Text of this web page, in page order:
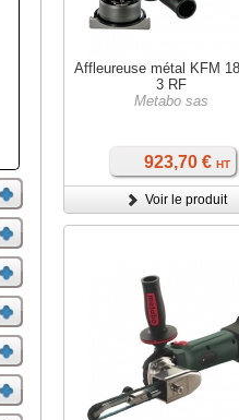
Affleureuse métal KFM
3 RF
Metabo sas
923,70 € HT
Voir le produit